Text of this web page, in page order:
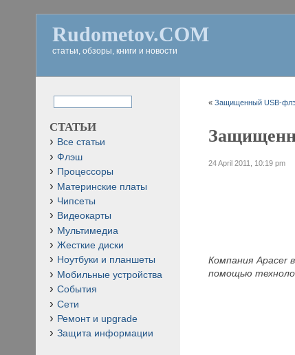
Rudometov.COM
статьи, обзоры, книги и новости
«Защищенный USB-
24 April 2011, 10:19 pm
Компания Apacer
помощью
СТАТЬИ
Все статьи
Флэш
Процессоры
Материнские платы
Чипсеты
Видеокарты
Мультимедиа
Жесткие диски
Ноутбуки и планшеты
Мобильные устройства
События
Сети
Ремонт и upgrade
Защита информации